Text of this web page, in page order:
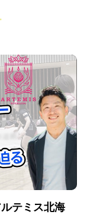
テミス北海